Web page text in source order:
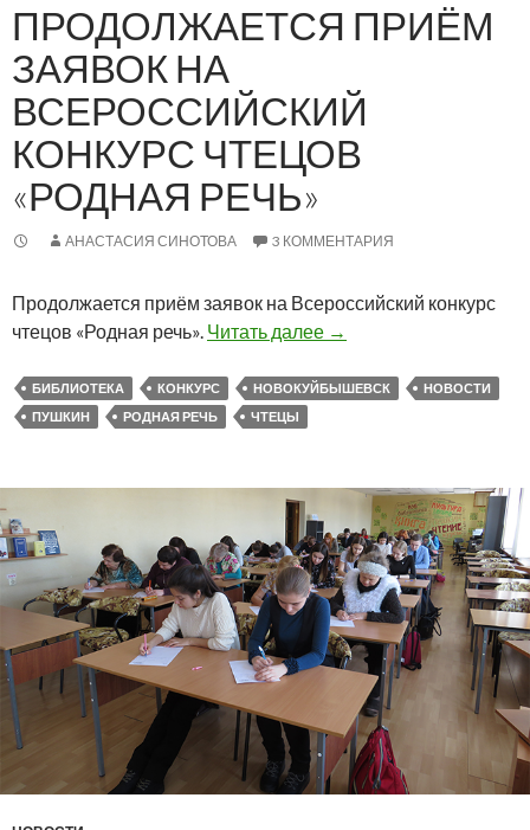
ПРОДОЛЖАЕТСЯ ПРИЁМ
ЗАЯВОК НА
ВСЕРОССИЙСКИЙ
КОНКУРС ЧТЕЦОВ
«РОДНАЯ РЕЧЬ»
АНАСТАСИЯ СИНОТОВА 3 КОММЕНТАРИЯ
Продолжается приём заявок на Всероссийский конкурс
чтецов «Родная речь». Читать далее Продолжается приём
→
БИБЛИОТЕКА КОНКУРС НОВОКУЙБЫШЕВСК
НОВОСТИ
ПУШКИН
РОДНАЯ РЕЧЬ ЧТЕЦЫ